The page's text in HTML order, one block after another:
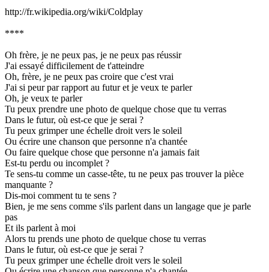
http://fr.wikipedia.org/wiki/Coldplay
****
Oh frère, je ne peux pas, je ne peux pas réussir
J'ai essayé difficilement de t'atteindre
Oh, frère, je ne peux pas croire que c'est vrai
J'ai si peur par rapport au futur et je veux te parler
Oh, je veux te parler
Tu peux prendre une photo de quelque chose que tu verras
Dans le futur, où est-ce que je serai ?
Tu peux grimper une échelle droit vers le soleil
Ou écrire une chanson que personne n'a chantée
Ou faire quelque chose que personne n'a jamais fait
Est-tu perdu ou incomplet ?
Te sens-tu comme un casse-tête, tu ne peux pas trouver la pièce
manquante ?
Dis-moi comment tu te sens ?
Bien, je me sens comme s'ils parlent dans un langage que je parle
pas
Et ils parlent à moi
Alors tu prends une photo de quelque chose tu verras
Dans le futur, où est-ce que je serai ?
Tu peux grimper une échelle droit vers le soleil